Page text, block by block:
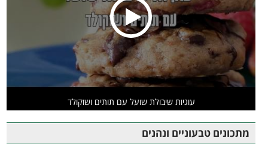
עוגיות שיבולת שועל עם תותים ושוקולד
מתכונים טבעוניים ונהנים